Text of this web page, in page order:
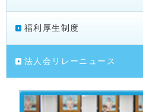
福利厚生制度
法人会リレーニュース